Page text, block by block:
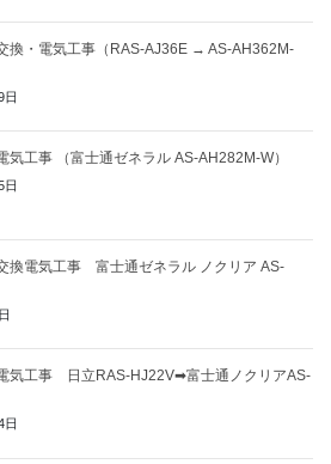
換・電気工事（RAS-AJ36E → AS-AH362M-
日
気工事 （富士通ゼネラル AS-AH282M-W）
日
換電気工事 富士通ゼネラル ノクリア AS-
気工事 日立RAS-HJ22V➡富士通ノクリアAS-
日